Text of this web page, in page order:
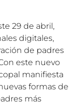
29 de abril,
digitales,
de padres
este nuevo
manifiesta
formas de
más